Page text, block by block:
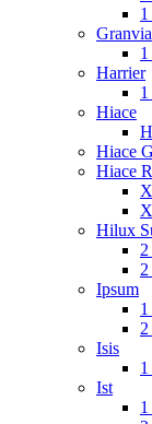
Granvia
Harrier
Hiace
Hiace
Hiace
Hilux
Ipsum
Isis
Ist